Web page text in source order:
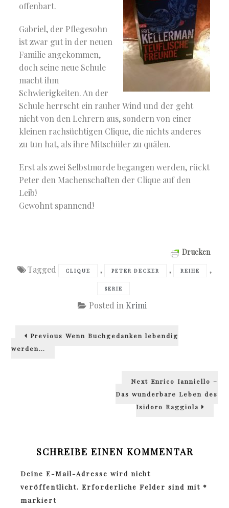
offenbart.
Gabriel, der Pflegesohn
ist zwar gut in der neuen
Familie angekommen,
doch seine neue Schule
macht ihm
Schwierigkeiten. An der
Schule herrscht ein rauher Wind und der geht
nicht von den Lehrern aus, sondern von einer
kleinen rachsüchtigen Clique, die nichts anderes
zu tun hat, als ihre Mitschüler zu quälen.
Erst als zwei Selbstmorde begangen werden, rückt
Peter den Machenschaften der Clique auf den
Leib!
Gewohnt spannend!
Drucken
Tagged CLIQUE , PETER DECKER , REIHE ,
SERIE
Posted in Krimi
Beitragsnavigation
Previous Previous
Wenn Buchgedanken lebendig
werden…
Next Next
Enrico Ianniello –
Das wunderbare Leben des
Isidoro Raggiola
SCHREIBE EINEN KOMMENTAR
Deine E-Mail-Adresse wird nicht
veröffentlicht. Erforderliche Felder sind mit *
markiert